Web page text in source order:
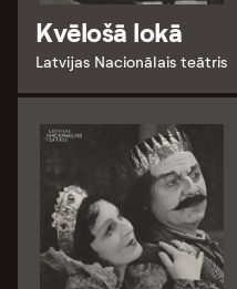
Kvēlošā lokā
Latvijas Nacionālais teātris